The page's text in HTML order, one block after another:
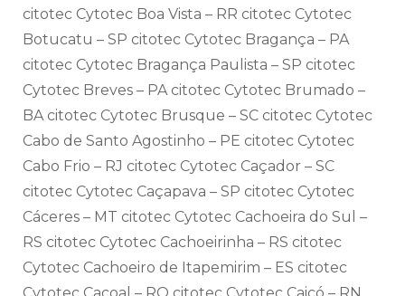
citotec Cytotec Boa Vista – RR citotec Cytotec
Botucatu – SP citotec Cytotec Bragança – PA
citotec Cytotec Bragança Paulista – SP citotec
Cytotec Breves – PA citotec Cytotec Brumado –
BA citotec Cytotec Brusque – SC citotec Cytotec
Cabo de Santo Agostinho – PE citotec Cytotec
Cabo Frio – RJ citotec Cytotec Caçador – SC
citotec Cytotec Caçapava – SP citotec Cytotec
Cáceres – MT citotec Cytotec Cachoeira do Sul –
RS citotec Cytotec Cachoeirinha – RS citotec
Cytotec Cachoeiro de Itapemirim – ES citotec